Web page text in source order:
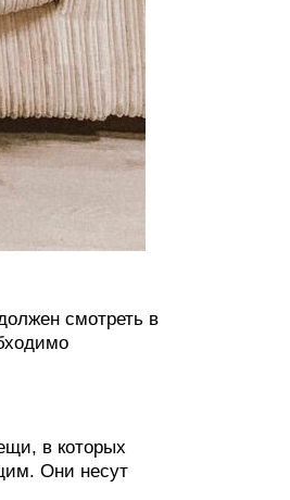
смотреть в
в которых
Они несут